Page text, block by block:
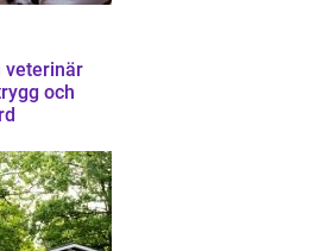
veterinär
och